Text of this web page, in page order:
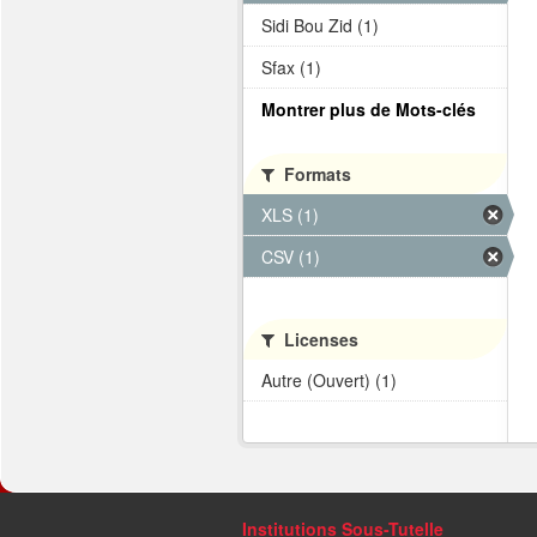
Sidi Bou Zid (1)
Sfax (1)
Montrer plus de Mots-clés
Formats
XLS (1)
CSV (1)
Licenses
Autre (Ouvert) (1)
Institutions Sous-Tutelle